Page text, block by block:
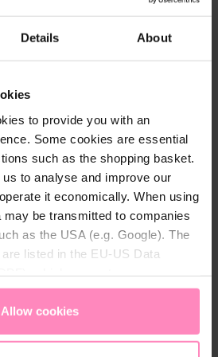
Details About
to provide you with an
Some cookies are essential
such as the shopping basket.
to analyse and improve our
it economically. When using
be transmitted to companies
as the USA (e.g. Google). The
listed in the EU-US Data
protection. You canaccept all
necessary cookies
chosen setting at any time in
Allow cookies
für
BWT
im Sport